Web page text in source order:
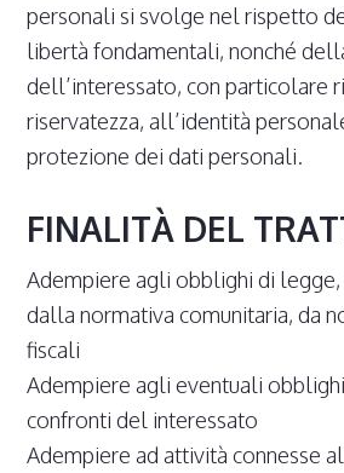
personali si svolge nel rispetto
libertà fondamentali, nonché
dell’interessato, con particolare
riservatezza, all’identità
protezione dei dati personali.
FINALITÀ DEL
Adempiere agli obblighi di
dalla normativa comunitaria, da
fiscali
Adempiere agli eventuali
confronti del interessato
Adempiere ad attività connesse